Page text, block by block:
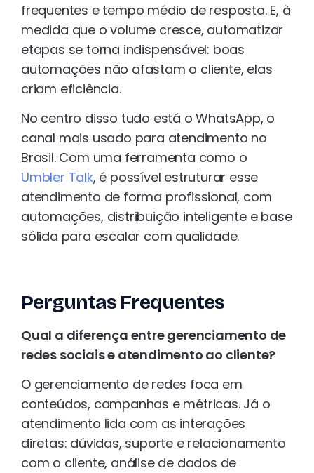
frequentes e tempo médio de resposta. E, à
medida que o volume cresce, automatizar
etapas se torna indispensável: boas
automações não afastam o cliente, elas
criam eficiência.
No centro disso tudo está o WhatsApp, o
canal mais usado para atendimento no
Brasil. Com uma ferramenta como o
Umbler Talk, é possível estruturar esse
atendimento de forma profissional, com
automações, distribuição inteligente e base
sólida para escalar com qualidade.
Perguntas Frequentes
Qual a diferença entre gerenciamento de
redes sociais e atendimento ao cliente?
O gerenciamento de redes foca em
conteúdos, campanhas e métricas. Já o
atendimento lida com as interações
diretas: dúvidas, suporte e relacionamento
com o cliente, análise de dados de